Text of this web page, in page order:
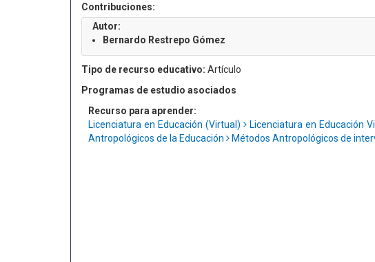
Contribuciones:
Autor:
Bernardo Restrepo Gómez
Tipo de recurso educativo: Artículo
Programas de estudio asociados
Recurso para aprender:
Licenciatura en Educación (Virtual)
Licenciatura en Educación
Antropológicos de la Educación
Métodos Antropológicos de